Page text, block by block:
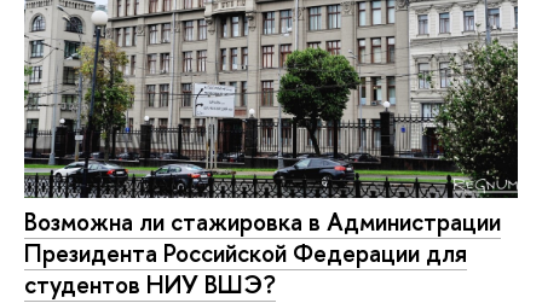
Возможна ли стажировка в Ад­ми­ни­стра­ции
Президента Российской Федерации для
студентов НИУ ВШЭ?